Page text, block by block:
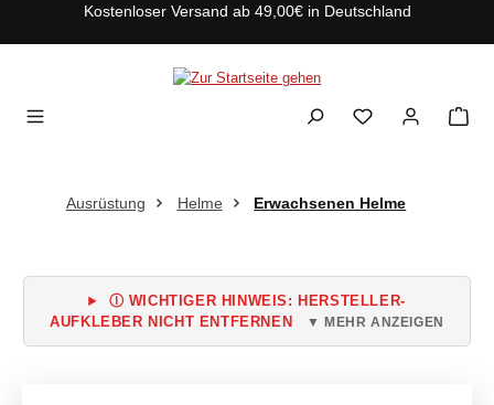
Kostenloser Versand ab 49,00€ in Deutschland
Ausrüstung Helme Erwachsenen Helme
Ⓘ WICHTIGER HINWEIS: HERSTELLER-
AUFKLEBER NICHT ENTFERNEN
▼ MEHR ANZEIGEN